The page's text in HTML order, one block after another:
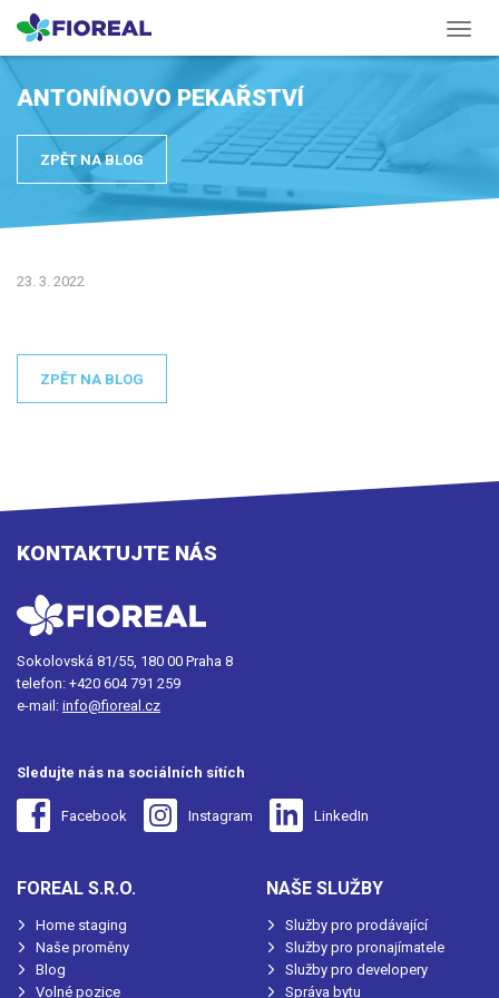
Menu
ANTONÍNOVO PEKAŘSTVÍ
ZPĚT NA BLOG
23. 3. 2022
ZPĚT NA BLOG
KONTAKTUJTE NÁS
Sokolovská 81/55, 180 00 Praha 8
telefon: +420 604 791 259
e-mail: info@fioreal.cz
Sledujte nás na sociálních sítích
Facebook Instagram LinkedIn
FOREAL S.R.O.
Home staging
Naše proměny
Blog
Volné pozice
NAŠE SLUŽBY
Služby pro prodávající
Služby pro pronajímatele
Služby pro developery
Správa bytu